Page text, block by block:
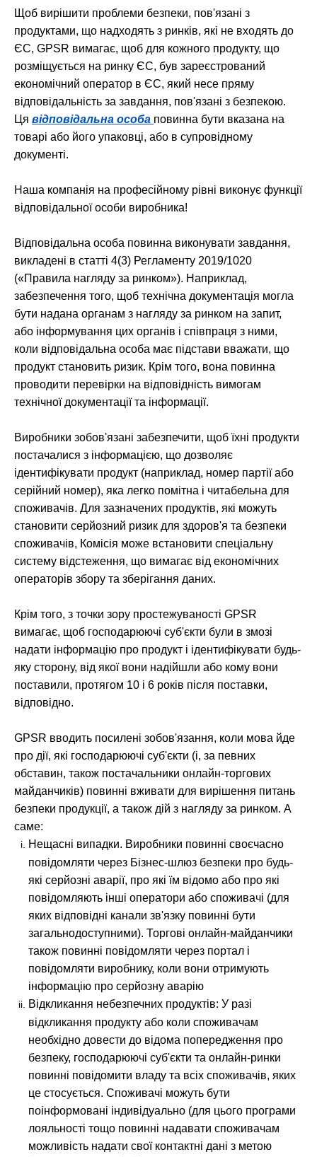
Щоб вирішити проблеми безпеки, пов'язані з
продуктами, що надходять з ринків, які не входять до
ЄС, GPSR вимагає, щоб для кожного продукту, що
розміщується на ринку ЄС, був зареєстрований
економічний оператор в ЄС, який несе пряму
відповідальність за завдання, пов'язані з безпекою.
Ця відповідальна особа повинна бути вказана на
товарі або його упаковці, або в супровідному
документі.
Наша компанія на професійному рівні виконує функції
відповідальної особи виробника!
Відповідальна особа повинна виконувати завдання,
викладені в статті 4(3) Регламенту 2019/1020
(«Правила нагляду за ринком»). Наприклад,
забезпечення того, щоб технічна документація могла
бути надана органам з нагляду за ринком на запит,
або інформування цих органів і співпраця з ними,
коли відповідальна особа має підстави вважати, що
продукт становить ризик. Крім того, вона повинна
проводити перевірки на відповідність вимогам
технічної документації та інформації.
Виробники зобов'язані забезпечити, щоб їхні продукти
постачалися з інформацією, що дозволяє
ідентифікувати продукт (наприклад, номер партії або
серійний номер), яка легко помітна і читабельна для
споживачів. Для зазначених продуктів, які можуть
становити серйозний ризик для здоров'я та безпеки
споживачів, Комісія може встановити спеціальну
систему відстеження, що вимагає від економічних
операторів збору та зберігання даних.
Крім того, з точки зору простежуваності GPSR
вимагає, щоб господарюючі суб'єкти були в змозі
надати інформацію про продукт і ідентифікувати будь-
яку сторону, від якої вони надійшли або кому вони
поставили, протягом 10 і 6 років після поставки,
відповідно.
GPSR вводить посилені зобов'язання, коли мова йде
про дії, які господарюючі суб'єкти (і, за певних
обставин, також постачальники онлайн-торгових
майданчиків) повинні вживати для вирішення питань
безпеки продукції, а також дій з нагляду за ринком. А
саме:
Нещасні випадки. Виробники повинні своєчасно
повідомляти через Бізнес-шлюз безпеки про будь-
які серйозні аварії, про які їм відомо або про які
повідомляють інші оператори або споживачі (для
яких відповідні канали зв'язку повинні бути
загальнодоступними). Торгові онлайн-майданчики
також повинні повідомляти через портал і
повідомляти виробнику, коли вони отримують
інформацію про серйозну аварію
Відкликання небезпечних продуктів: У разі
відкликання продукту або коли споживачам
необхідно довести до відома попередження про
безпеку, господарюючі суб'єкти та онлайн-ринки
повинні повідомити владу та всіх споживачів, яких
це стосується. Споживачі можуть бути
поінформовані індивідуально (для цього програми
лояльності тощо повинні надавати споживачам
можливість надати свої контактні дані з метою